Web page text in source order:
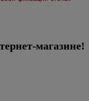
магазине!